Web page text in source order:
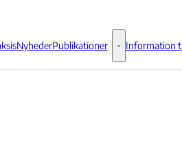
NyhederPublikationer Publikationer -
Information